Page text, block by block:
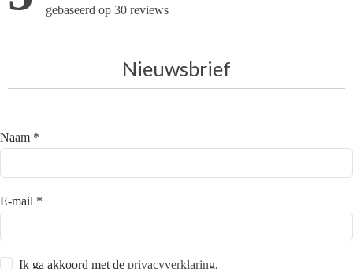
gebaseerd op 30 reviews
Nieuwsbrief
Naam *
E-mail *
Ik ga akkoord met de privacyverklaring.